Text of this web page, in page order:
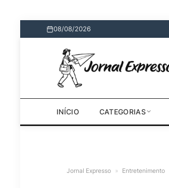
08/08/2026
INÍCIO CATEGORIAS
Jornal Expresso » Entretenimento